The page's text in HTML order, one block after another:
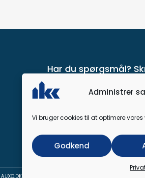
Administrer
Vi bruger cookies til at optimere
Godkend
Har du spørgsmål?
AUXO.DK